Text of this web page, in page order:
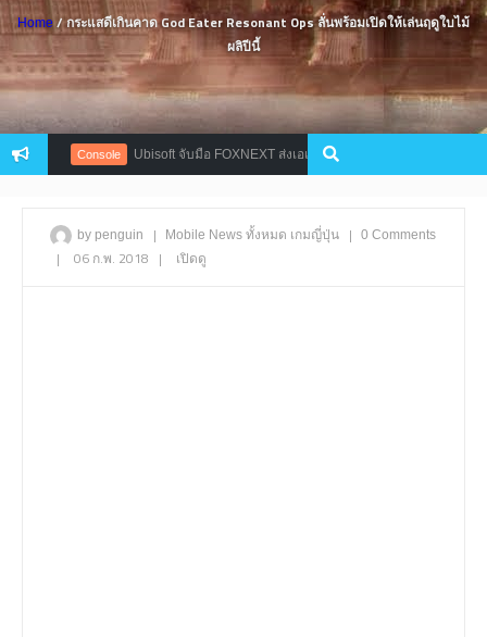
Home/ กระแสดีเกินคาด God Eater Resonant Ops ลั่นพร้อมเปิดให้เล่นฤดูใบไม้
ผลิปีนี้
Console Ubisoft จับมือ FOXNEXT ส่งเอเลี่ยนไฮเทค Predator บุก Ghost
by penguin | Mobile News ทั้งหมด เกมญี่ปุ่น | 0 Comments
| 06 ก.พ. 2018 | เปิดดู